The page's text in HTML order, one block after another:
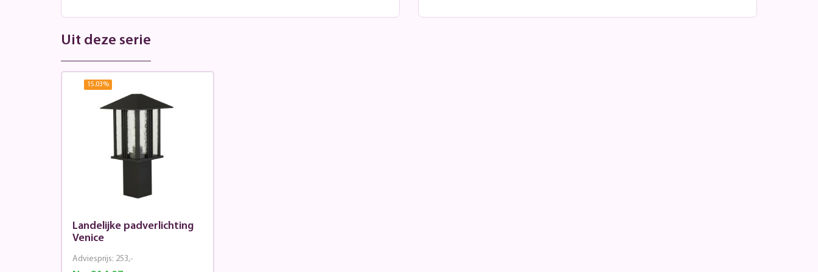
Uit deze serie
15.03%
Landelijke padverlichting
Venice
Adviesprijs: 253,-